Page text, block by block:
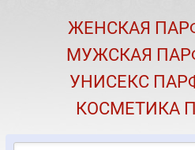
О
ПОДАРКИ К
ЖЕНСКАЯ
МУЖСКАЯ
УНИСЕКС
КОСМЕТИКА